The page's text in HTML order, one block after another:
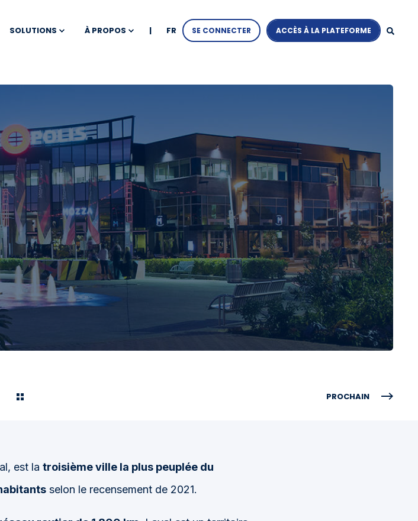
SOLUTIONS À PROPOS FR SE CONNECTER ACCÈS À LA PLATEFORME
PROCHAIN
est la troisième ville la plus peuplée du
selon le recensement de 2021.